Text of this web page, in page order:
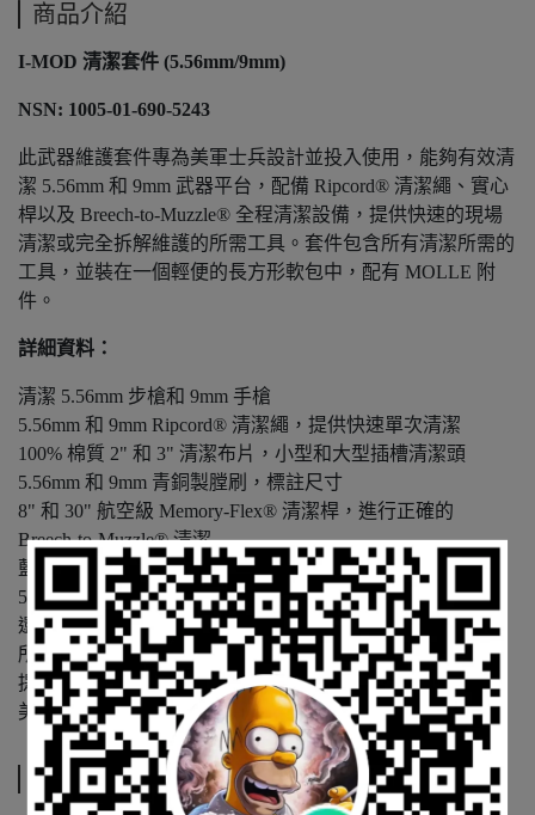
商品介紹
I-MOD 清潔套件 (5.56mm/9mm)
NSN: 1005-01-690-5243
此武器維護套件專為美軍士兵設計並投入使用，能夠有效清
潔 5.56mm 和 9mm 武器平台，配備 Ripcord® 清潔繩、實心
桿以及 Breech-to-Muzzle® 全程清潔設備，提供快速的現場
清潔或完全拆解維護的所需工具。套件包含所有清潔所需的
工具，並裝在一個輕便的長方形軟包中，配有 MOLLE 附
件。
詳細資料：
清潔 5.56mm 步槍和 9mm 手槍
5.56mm 和 9mm Ripcord® 清潔繩，提供快速單次清潔
100% 棉質 2" 和 3" 清潔布片，小型和大型插槽清潔頭
5.56mm 和 9mm 青銅製膛刷，標註尺寸
8" 和 30" 航空級 Memory-Flex® 清潔桿，進行正確的
Breech-to-Muzzle® 清潔
藍色尼龍全能刷，清潔難以觸及的區域
5.56mm 槍膛刷和實心桿組，確保槍膛的正確清潔
還包括 0.5 液盎司 Mil Spec CLP 和使用手冊
所有物品整齊地打包在 10"x4"x2" 的軟包內
提供無障礙保證
美國製造
規格說明